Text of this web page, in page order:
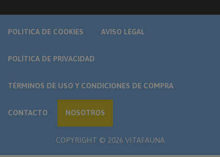
POLITICA DE COOKIES AVISO LEGAL
POLÍTICA DE PRIVACIDAD
TÉRMINOS DE USO Y CONDICIONES DE COMPRA
CONTACTO NOSOTROS
COPYRIGHT © 2026 VITAFAUNA